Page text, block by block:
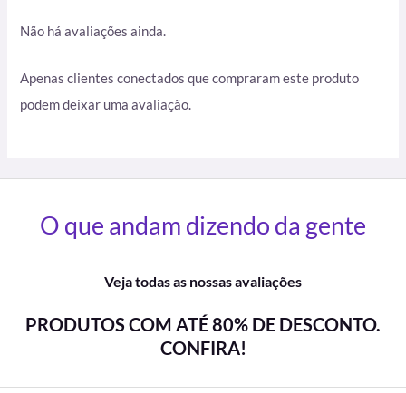
Não há avaliações ainda.
Apenas clientes conectados que compraram este produto
podem deixar uma avaliação.
O que andam dizendo da gente
Veja todas as nossas avaliações
PRODUTOS COM ATÉ 80% DE DESCONTO.
CONFIRA!